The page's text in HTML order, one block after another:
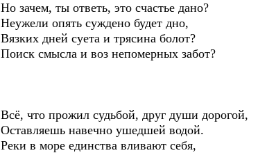
Но зачем, ты ответь, это счастье дано?
Неужели опять суждено будет дно,
Вязких дней суета и трясина болот?
Поиск смысла и воз непомерных забот?
Всё, что прожил судьбой, друг души дорогой,
Оставляешь навечно ушедшей водой.
Реки в море единства вливают себя,